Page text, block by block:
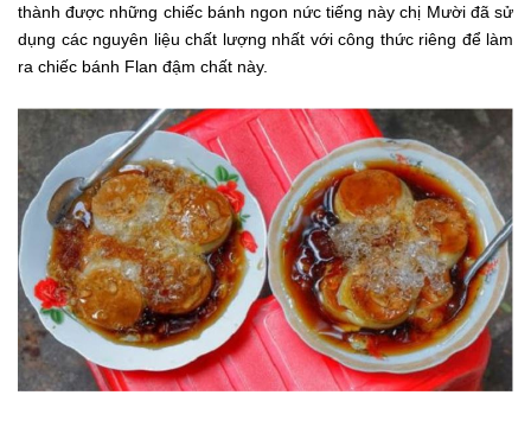
thành được những chiếc bánh ngon nức tiếng này chị Mười đã sử
dụng các nguyên liệu chất lượng nhất với công thức riêng để làm
ra chiếc bánh Flan đậm chất này.